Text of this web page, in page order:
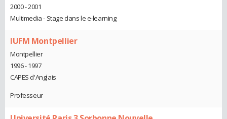
2000 - 2001
Multimedia - Stage dans le e-learning
IUFM Montpellier
Montpellier
1996 - 1997
CAPES d'Anglais
Professeur